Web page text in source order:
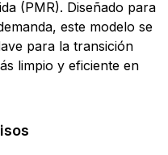
(PMR). Diseñado para
este modelo se
para la transición
limpio y eficiente en